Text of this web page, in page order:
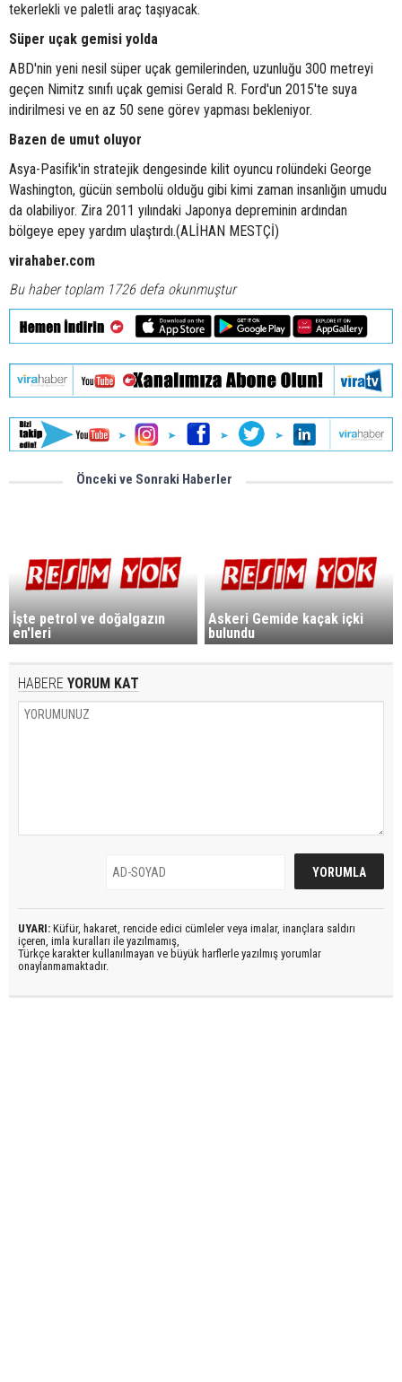
tekerlekli ve paletli araç taşıyacak.
Süper uçak gemisi yolda
ABD'nin yeni nesil süper uçak gemilerinden, uzunluğu 300 metreyi
geçen Nimitz sınıfı uçak gemisi Gerald R. Ford'un 2015'te suya
indirilmesi ve en az 50 sene görev yapması bekleniyor.
Bazen de umut oluyor
Asya-Pasifik'in stratejik dengesinde kilit oyuncu rolündeki George
Washington, gücün sembolü olduğu gibi kimi zaman insanlığın umudu
da olabiliyor. Zira 2011 yılındaki Japonya depreminin ardından
bölgeye epey yardım ulaştırdı.(ALİHAN MESTÇİ)
virahaber.com
Bu haber toplam 1726 defa okunmuştur
Önceki ve Sonraki Haberler
İşte petrol ve doğalgazın
en'leri
Askeri Gemide kaçak içki
bulundu
HABERE YORUM KAT
UYARI: Küfür, hakaret, rencide edici cümleler veya imalar, inançlara saldırı
içeren, imla kuralları ile yazılmamış,
Türkçe karakter kullanılmayan ve büyük harflerle yazılmış yorumlar
onaylanmamaktadır.